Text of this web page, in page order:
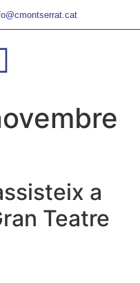
a
Teatre